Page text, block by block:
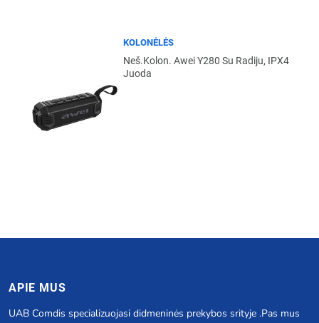
KOLONĖLĖS
Neš.kolon. Awei Y280 Su Radiju, IPX4
Juoda
APIE MUS
UAB Comdis specializuojasi didmeninės prekybos srityje .Pas mus